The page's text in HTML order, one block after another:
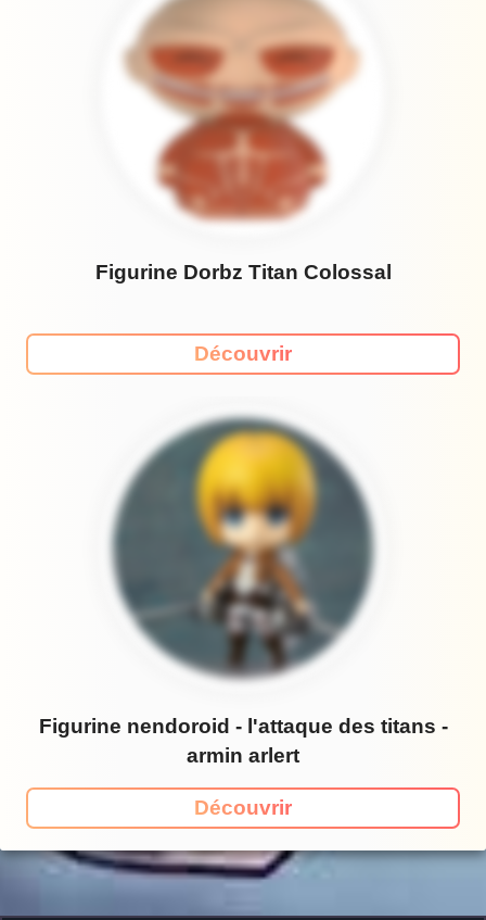
Figurine Dorbz Titan Colossal
Découvrir
Figurine nendoroid - l'attaque des titans -
armin arlert
Découvrir